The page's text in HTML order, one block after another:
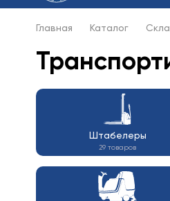
Главная Каталог
Штабелеры
29 товаров